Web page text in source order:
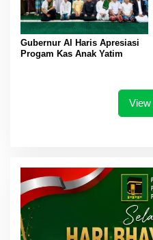
Gubernur Al Haris Apresiasi
Progam Kas Anak Yatim